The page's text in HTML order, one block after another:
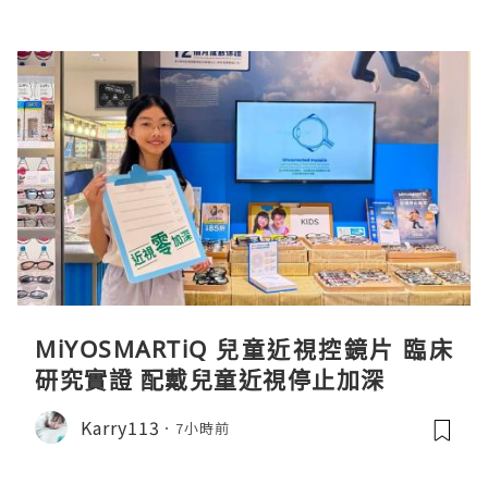
MiYOSMARTiQ 兒童近視控鏡片 臨床
研究實證 配戴兒童近視停止加深
Karry113 7小時前